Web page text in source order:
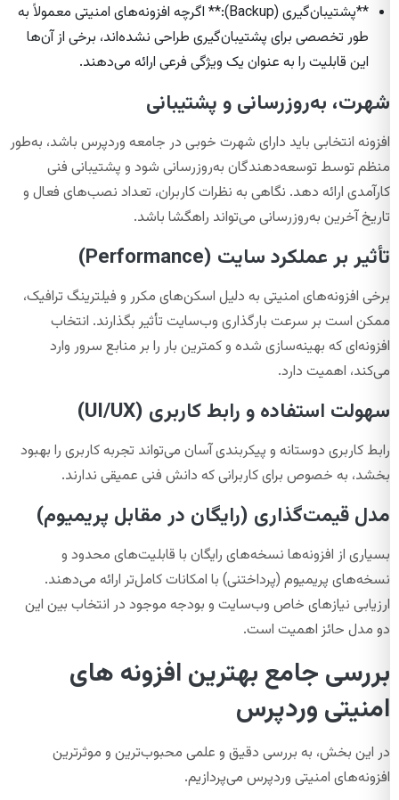
**پشتیبان‌گیری (Backup):** اگرچه افزونه‌های امنیتی معمولاً به
طور تخصصی برای پشتیبان‌گیری طراحی نشده‌اند، برخی از آن‌ها
این قابلیت را به عنوان یک ویژگی فرعی ارائه می‌دهند.
شهرت، به‌روزرسانی و پشتیبانی
افزونه انتخابی باید دارای شهرت خوبی در جامعه وردپرس باشد، به‌طور
منظم توسط توسعه‌دهندگان به‌روزرسانی شود و پشتیبانی فنی
کارآمدی ارائه دهد. نگاهی به نظرات کاربران، تعداد نصب‌های فعال و
تاریخ آخرین به‌روزرسانی می‌تواند راهگشا باشد.
تأثیر بر عملکرد سایت (Performance)
برخی افزونه‌های امنیتی به دلیل اسکن‌های مکرر و فیلترینگ ترافیک،
ممکن است بر سرعت بارگذاری وب‌سایت تأثیر بگذارند. انتخاب
افزونه‌ای که بهینه‌سازی شده و کمترین بار را بر منابع سرور وارد
می‌کند، اهمیت دارد.
سهولت استفاده و رابط کاربری (UI/UX)
رابط کاربری دوستانه و پیکربندی آسان می‌تواند تجربه کاربری را بهبود
بخشد، به خصوص برای کاربرانی که دانش فنی عمیقی ندارند.
مدل قیمت‌گذاری (رایگان در مقابل پریمیوم)
بسیاری از افزونه‌ها نسخه‌های رایگان با قابلیت‌های محدود و
نسخه‌های پریمیوم (پرداختنی) با امکانات کامل‌تر ارائه می‌دهند.
ارزیابی نیازهای خاص وب‌سایت و بودجه موجود در انتخاب بین این
دو مدل حائز اهمیت است.
بررسی جامع بهترین افزونه های
امنیتی وردپرس
در این بخش، به بررسی دقیق و علمی محبوب‌ترین و موثرترین
افزونه‌های امنیتی وردپرس می‌پردازیم.